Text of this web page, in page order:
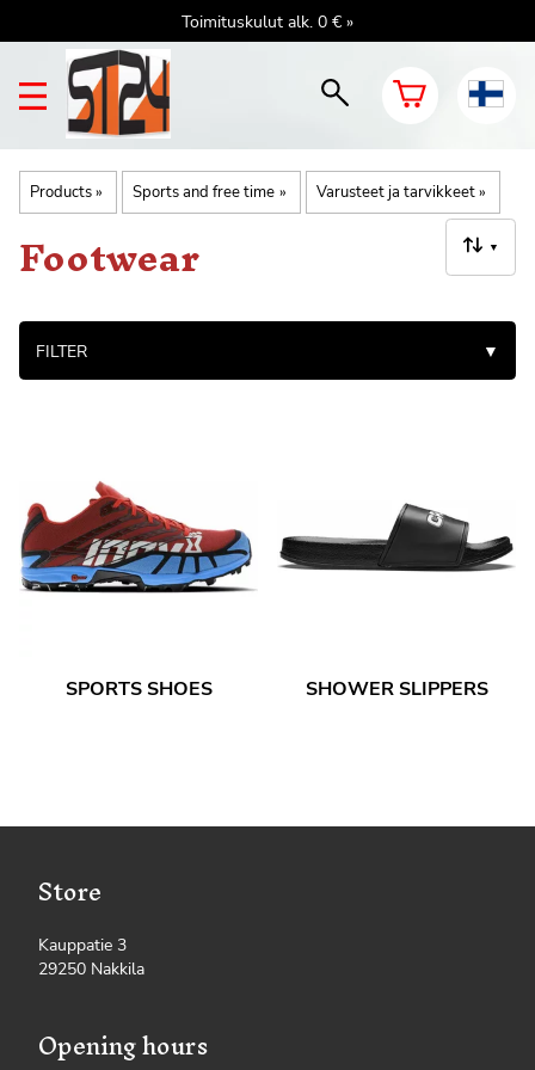
Toimituskulut alk. 0 € »
Products‪» Sports and free time ‪» Varusteet ja tarvikkeet‪»
▼
Footwear
FILTER ▼
SPORTS SHOES SHOWER SLIPPERS
Store
Kauppatie 3
29250 Nakkila
Opening hours